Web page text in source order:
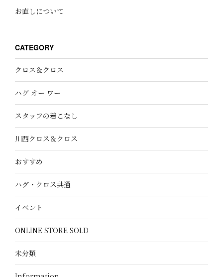
お直しについて
CATEGORY
クロス＆クロス
ハグ オー ワー
スタッフの着こなし
川西クロス＆クロス
おすすめ
ハグ・クロス共通
イベント
ONLINE STORE SOLD
未分類